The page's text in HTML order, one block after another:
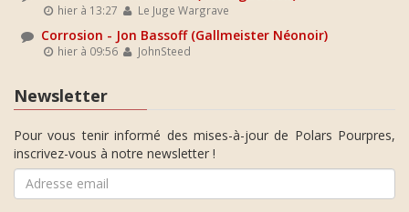
hier à 13:27 Le Juge Wargrave
Corrosion - Jon Bassoff (Gallmeister Néonoir)
hier à 09:56 JohnSteed
Newsletter
Pour vous tenir informé des mises-à-jour de Polars Pourpres,
inscrivez-vous à notre newsletter !